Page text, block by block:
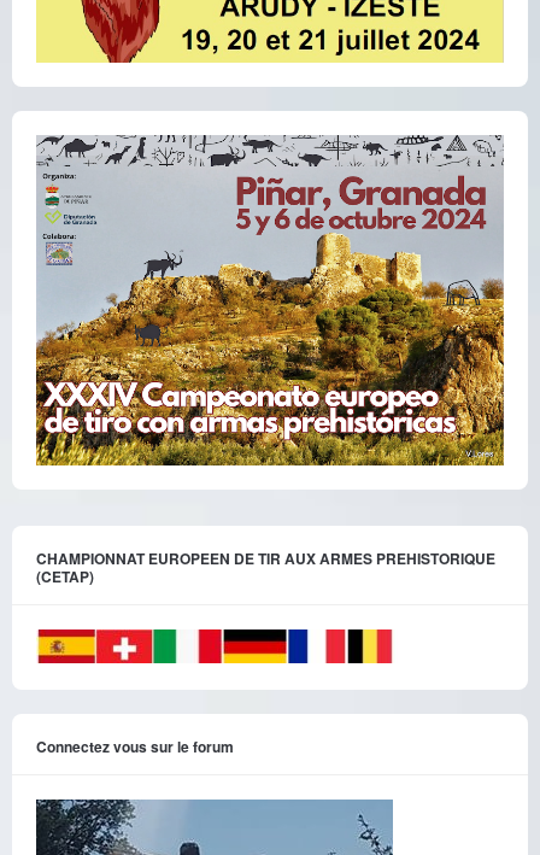
CHAMPIONNAT EUROPEEN DE TIR AUX ARMES PREHISTORIQUE
(CETAP)
Connectez vous sur le forum